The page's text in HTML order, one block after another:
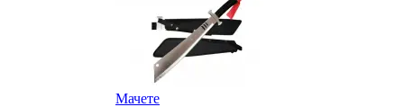
Мачете